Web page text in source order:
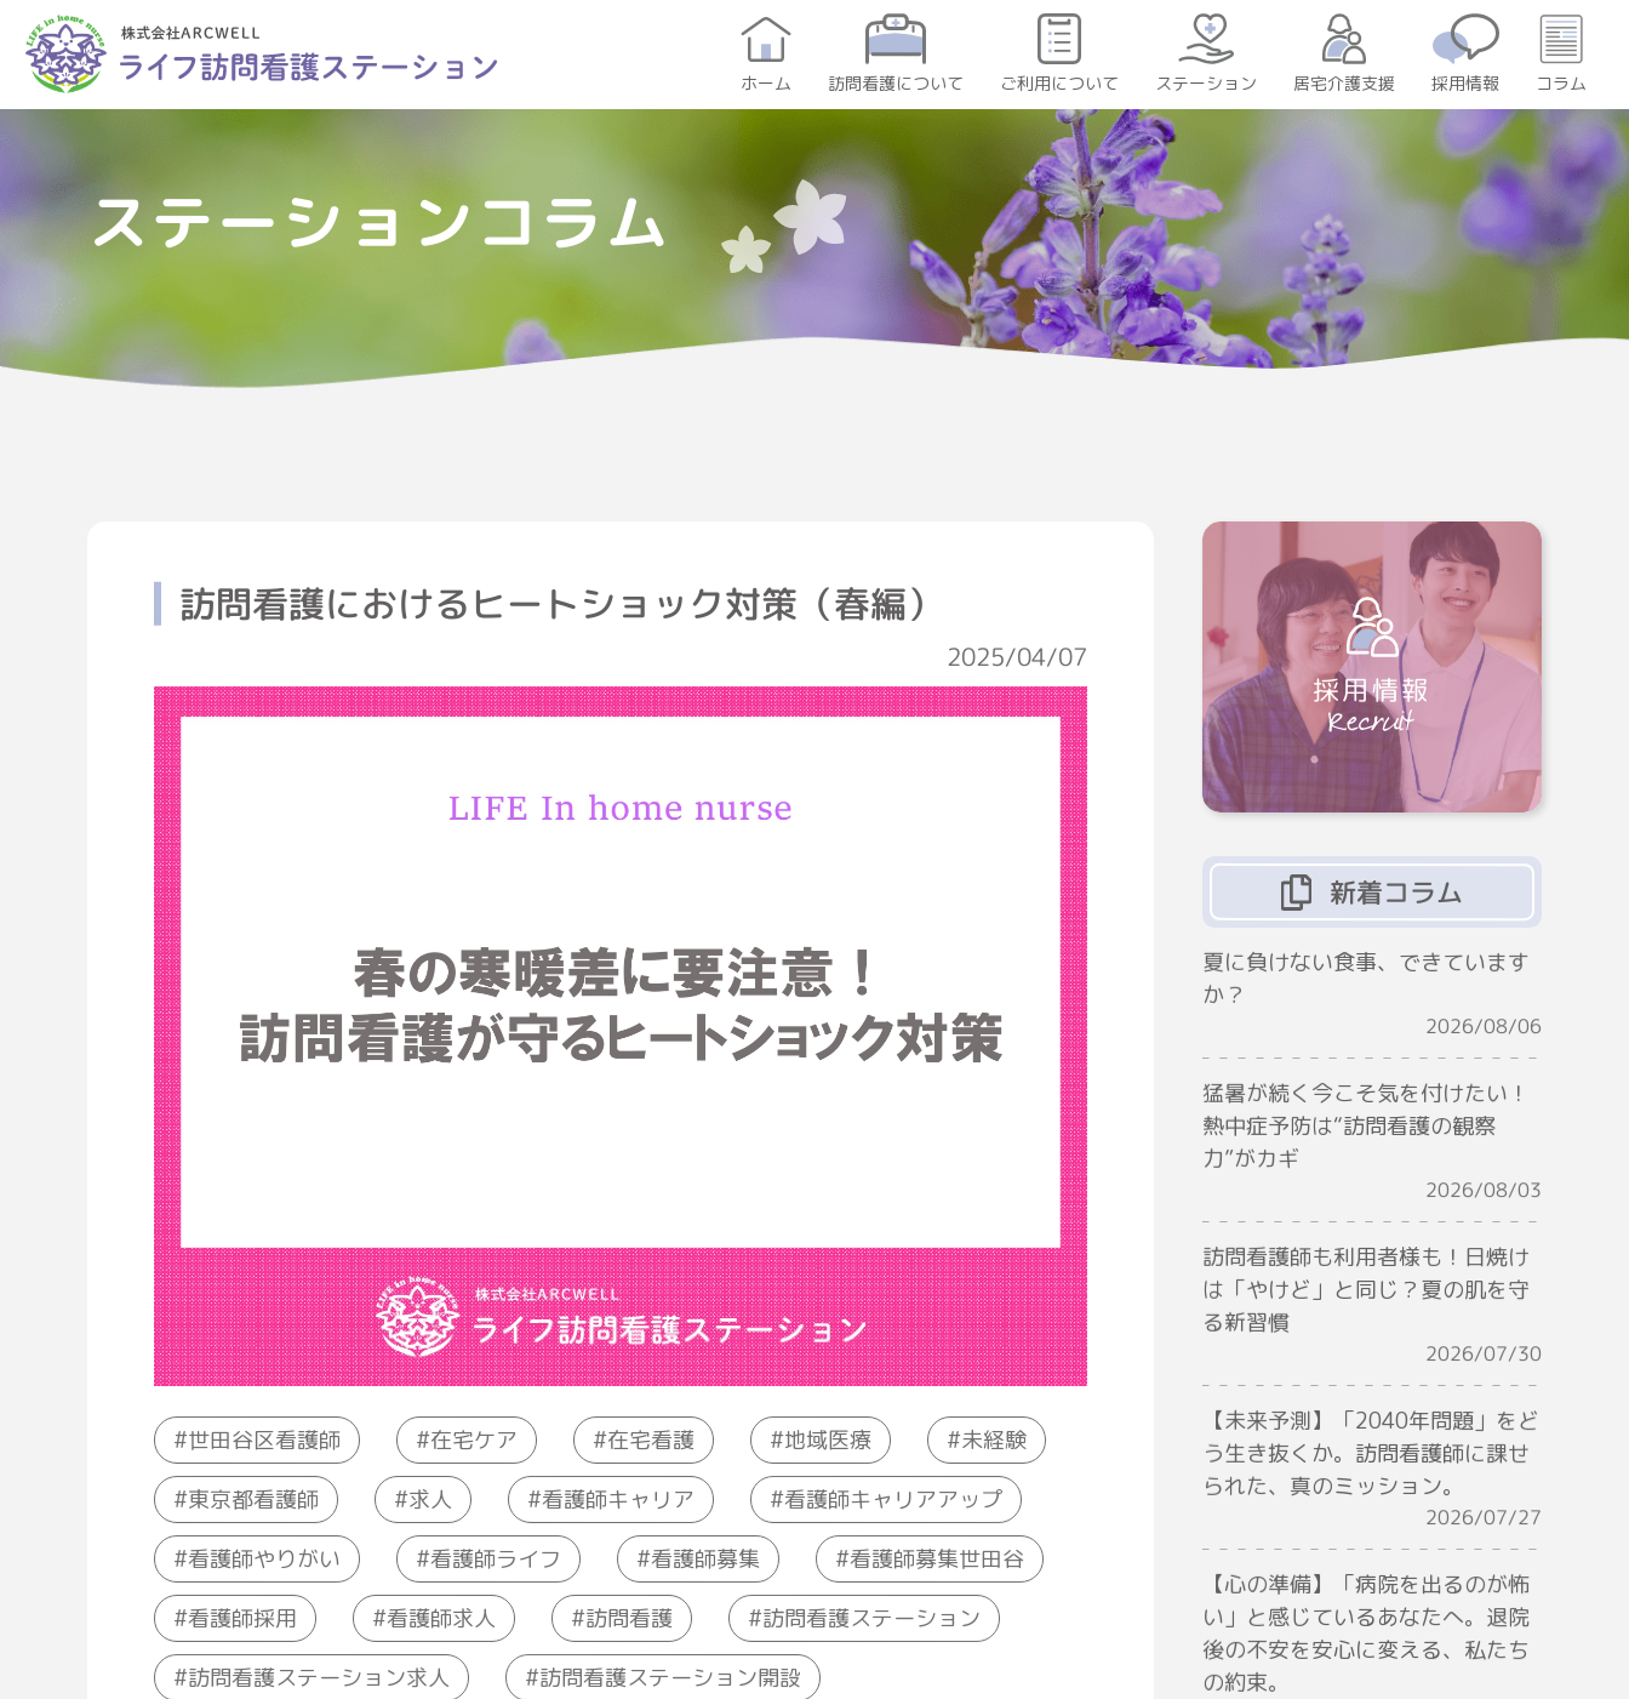
ホーム 訪問看護について ご利用について ステーション 居宅介護支援 採用情報 コラム
ステーションコラム
訪問看護におけるヒートショック対策（春編）
2025/04/07
世田谷区看護師 在宅ケア 在宅看護 地域医療 未経験
東京都看護師 求人 看護師キャリア 看護師キャリアアップ
看護師やりがい 看護師ライフ 看護師募集 看護師募集世田谷
看護師採用 看護師求人 訪問看護 訪問看護ステーション
訪問看護ステーション求人 訪問看護ステーション開設
採用情報
新着コラム
夏に負けない食事、できています
か？
2026/08/06
猛暑が続く今こそ気を付けたい！
熱中症予防は“訪問看護の観察
力”がカギ
2026/08/03
訪問看護師も利用者様も！日焼け
は「やけど」と同じ？夏の肌を守
る新習慣
2026/07/30
【未来予測】「2040年問題」をど
う生き抜くか。訪問看護師に課せ
られた、真のミッション。
2026/07/27
【心の準備】「病院を出るのが怖
い」と感じているあなたへ。退院
後の不安を安心に変える、私たち
の約束。